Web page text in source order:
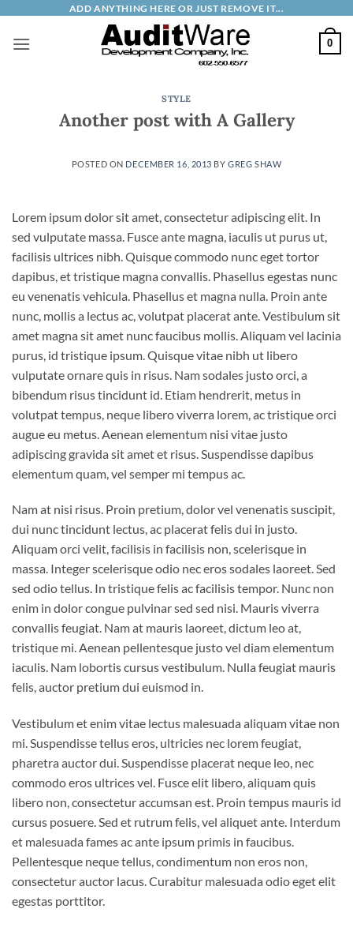
content
ADD ANYTHING HERE OR JUST REMOVE IT...
0
STYLE
Another post with A Gallery
POSTED ON DECEMBER 16, 2013 BYGREG SHAW
Lorem ipsum dolor sit amet, consectetur adipiscing elit. In
sed vulputate massa. Fusce ante magna, iaculis ut purus ut,
facilisis ultrices nibh. Quisque commodo nunc eget tortor
dapibus, et tristique magna convallis. Phasellus egestas nunc
eu venenatis vehicula. Phasellus et magna nulla. Proin ante
nunc, mollis a lectus ac, volutpat placerat ante. Vestibulum sit
amet magna sit amet nunc faucibus mollis. Aliquam vel lacinia
purus, id tristique ipsum. Quisque vitae nibh ut libero
vulputate ornare quis in risus. Nam sodales justo orci, a
bibendum risus tincidunt id. Etiam hendrerit, metus in
volutpat tempus, neque libero viverra lorem, ac tristique orci
augue eu metus. Aenean elementum nisi vitae justo
adipiscing gravida sit amet et risus. Suspendisse dapibus
elementum quam, vel semper mi tempus ac.
Nam at nisi risus. Proin pretium, dolor vel venenatis suscipit,
dui nunc tincidunt lectus, ac placerat felis dui in justo.
Aliquam orci velit, facilisis in facilisis non, scelerisque in
massa. Integer scelerisque odio nec eros sodales laoreet. Sed
sed odio tellus. In tristique felis ac facilisis tempor. Nunc non
enim in dolor congue pulvinar sed sed nisi. Mauris viverra
convallis feugiat. Nam at mauris laoreet, dictum leo at,
tristique mi. Aenean pellentesque justo vel diam elementum
iaculis. Nam lobortis cursus vestibulum. Nulla feugiat mauris
felis, auctor pretium dui euismod in.
Vestibulum et enim vitae lectus malesuada aliquam vitae non
mi. Suspendisse tellus eros, ultricies nec lorem feugiat,
pharetra auctor dui. Suspendisse placerat neque leo, nec
commodo eros ultrices vel. Fusce elit libero, aliquam quis
libero non, consectetur accumsan est. Proin tempus mauris id
cursus posuere. Sed et rutrum felis, vel aliquet ante. Interdum
et malesuada fames ac ante ipsum primis in faucibus.
Pellentesque neque tellus, condimentum non eros non,
consectetur auctor lacus. Curabitur malesuada odio eget elit
egestas porttitor.